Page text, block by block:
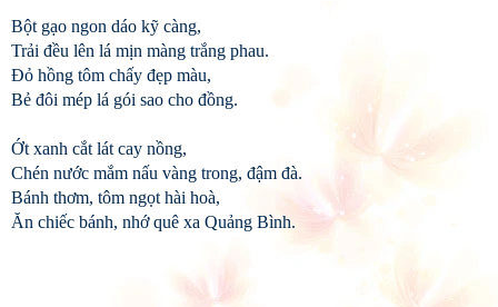
Bột gạo ngon dáo kỹ càng,
Trải đều lên lá mịn màng trắng phau.
Đỏ hồng tôm chấy đẹp màu,
Bẻ đôi mép lá gói sao cho đồng.
Ớt xanh cắt lát cay nồng,
Chén nước mắm nấu vàng trong, đậm đà.
Bánh thơm, tôm ngọt hài hoà,
Ăn chiếc bánh, nhớ quê xa Quảng Bình.